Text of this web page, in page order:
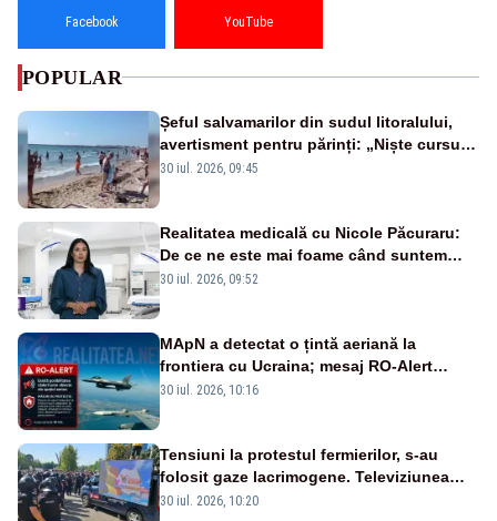
Facebook YouTube
POPULAR
Șeful salvamarilor din sudul litoralului,
avertisment pentru părinți: „Niște cursuri
de înot la piscină nu sunt suficiente”
30 iul. 2026, 09:45
Realitatea medicală cu Nicole Păcuraru:
De ce ne este mai foame când suntem
obosiți?
30 iul. 2026, 09:52
MApN a detectat o țintă aeriană la
frontiera cu Ucraina; mesaj RO-Alert
transmis în județul Tulcea
30 iul. 2026, 10:16
Tensiuni la protestul fermierilor, s-au
folosit gaze lacrimogene. Televiziunea
Poporului face apel la calm – LIVE TEXT
30 iul. 2026, 10:20